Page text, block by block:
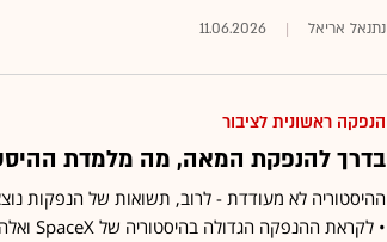
נתנאל אריאל 11.06.2026
הנפקה ראשונית לציבור
בדרך להנפקת המאה, מה מלמדת
ההיסטוריה לא מעודדת - לרוב, תשואות של הנפקות